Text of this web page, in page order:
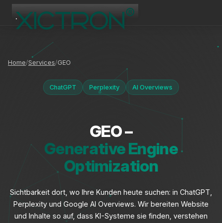
Home Services GEO
ChatGPT Perplexity AI Overviews
GEO –
Generative Engine
Optimization
Sichtbarkeit dort, wo Ihre Kunden heute suchen: in ChatGPT,
Perplexity und Google AI Overviews. Wir bereiten Website
und Inhalte so auf, dass KI-Systeme sie finden, verstehen
XICTRON